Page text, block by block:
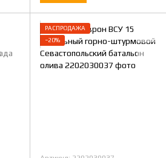
РАСПРОДАЖА
−20%